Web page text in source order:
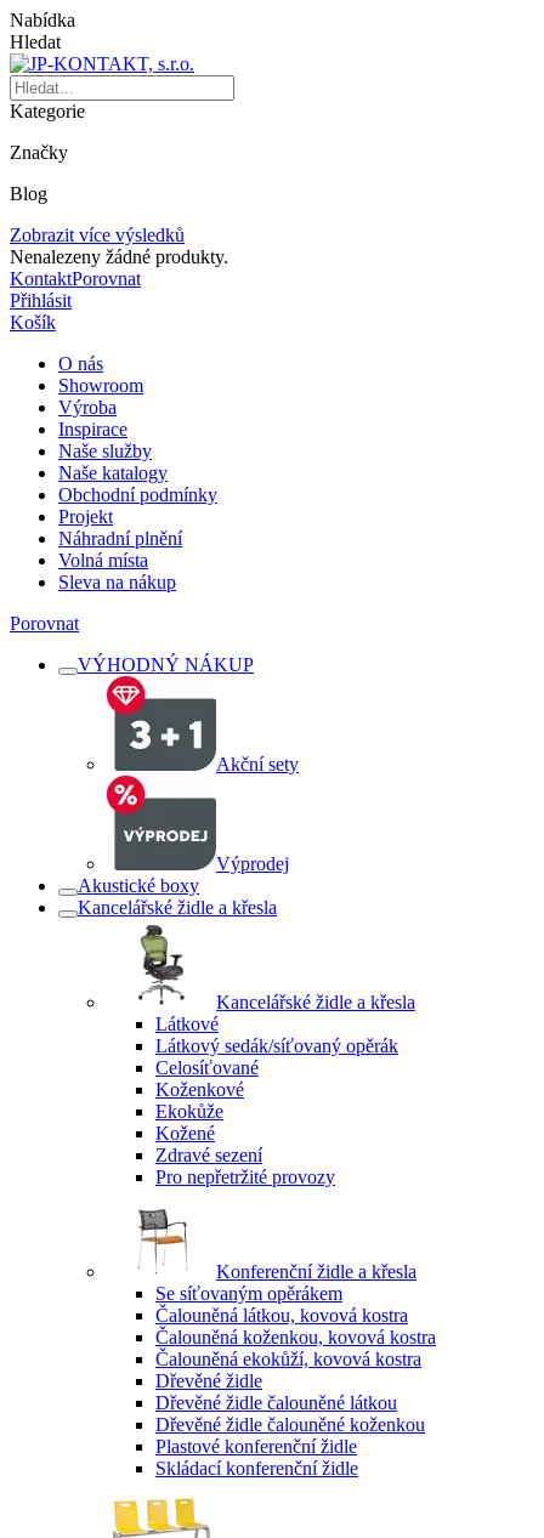
Nabídka
Hledat
Kategorie
Značky
Blog
Zobrazit více výsledků
Nenalezeny žádné produkty.
KontaktPorovnat
Přihlásit
Košík
O nás
Showroom
Výroba
Inspirace
Naše služby
Naše katalogy
Obchodní podmínky
Projekt
Náhradní plnění
Volná místa
Sleva na nákup
Porovnat
VÝHODNÝ NÁKUP
Akční sety
Výprodej
Akustické boxy
Kancelářské židle a křesla
Kancelářské židle a křesla
Látkové
Látkový sedák/síťovaný opěrák
Celosíťované
Koženkové
Ekokůže
Kožené
Zdravé sezení
Pro nepřetržité provozy
Konferenční židle a křesla
Se síťovaným opěrákem
Čalouněná látkou, kovová kostra
Čalouněná koženkou, kovová kostra
Čalouněná ekokůží, kovová kostra
Dřevěné židle
Dřevěné židle čalouněné látkou
Dřevěné židle čalouněné koženkou
Plastové konferenční židle
Skládací konferenční židle